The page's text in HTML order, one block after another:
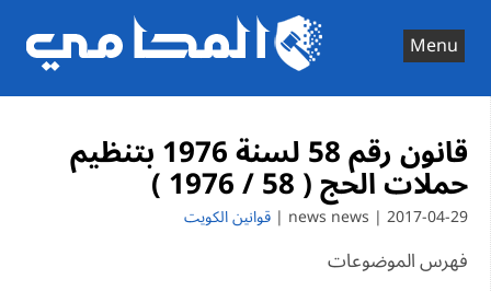
content
Menu
قانون رقم 58 لسنة 1976 بتنظيم
حملات الحج ( 58 / 1976 )
2017-04-29 | news news | قوانين الكويت
فهرس الموضوعات